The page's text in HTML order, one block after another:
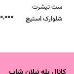
ست تیشرت
شلوارک استیچ